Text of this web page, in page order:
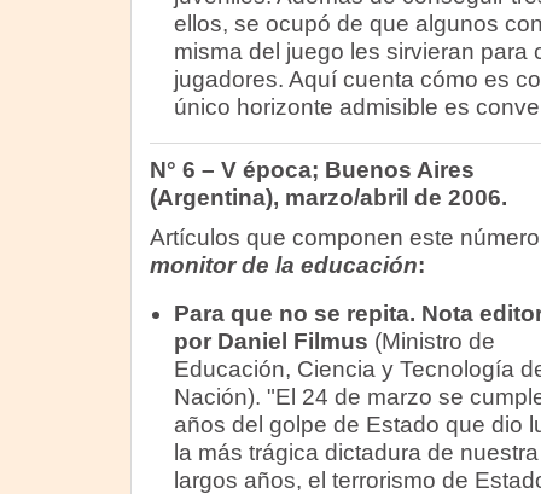
ellos, se ocupó de que algunos
misma del juego les sirvieran para
jugadores. Aquí cuenta cómo es
único horizonte admisible es
N° 6 – V época; Buenos Aires
(Argentina), marzo/abril de 2006.
Artículos que componen este
monitor de la educación:
Para que no se repita. Nota
por Daniel Filmus (Ministro de
Educación, Ciencia y Tecnología
Nación). "El 24 de marzo se
años del golpe de Estado que dio
la más trágica dictadura de
largos años, el terrorismo de